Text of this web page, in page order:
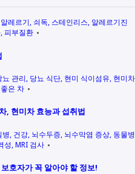
레르기 쇠독 스테인리스 알레르기진
피부질환
뇨 관리 당뇨 식단 현미 식이섬유 현미차
은 차
, 현미차 효능과 섭취법
병 건강 뇌수두증 뇌수막염 증상 동물병
성 MRI 검사
호자가 꼭 알아야 할 정보!